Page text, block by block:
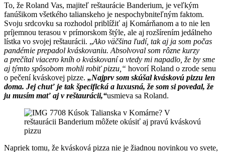
To, že Roland Vas, majiteľ reštaurácie Banderium, je veľkým
fanúšikom všetkého talianskeho je nespochybniteľným faktom.
Svoju srdcovku sa rozhodol priblížiť aj Komárňanom a to nie len
príjemnou terasou v prímorskom štýle, ale aj rozšírením jedálneho
lístka vo svojej reštaurácii. „Ako väčšina ľudí, tak aj ja som počas
pandémie prepadol kváskovaniu. Absolvoval som rôzne kurzy
a prečítal viacero kníh o kváskovaní a vtedy mi napadlo, že by sme
aj týmto spôsobom mohli robiť pizzu,“ hovorí Roland o zrode senu
o pečení kváskovej pizze. „Najprv som skúšal kváskovú pizzu len
doma. Jej chuť je tak špecifická a luxusná, že som si povedal, že
ju musím mať aj v reštaurácii,“usmieva sa Roland.
Napriek tomu, že kvásková pizza nie je žiadnou novinkou vo svete,